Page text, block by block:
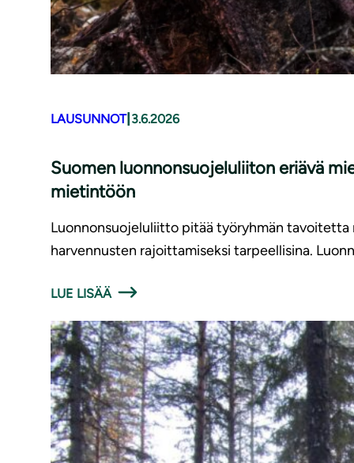
LAUSUNNOT| 3.6.2026
Suomen luonnonsuojeluliiton eriävä
mietintöön
Luonnonsuojeluliitto pitää työryhmän
harvennusten rajoittamiseksi tarpeellisina.
LUE LISÄÄ